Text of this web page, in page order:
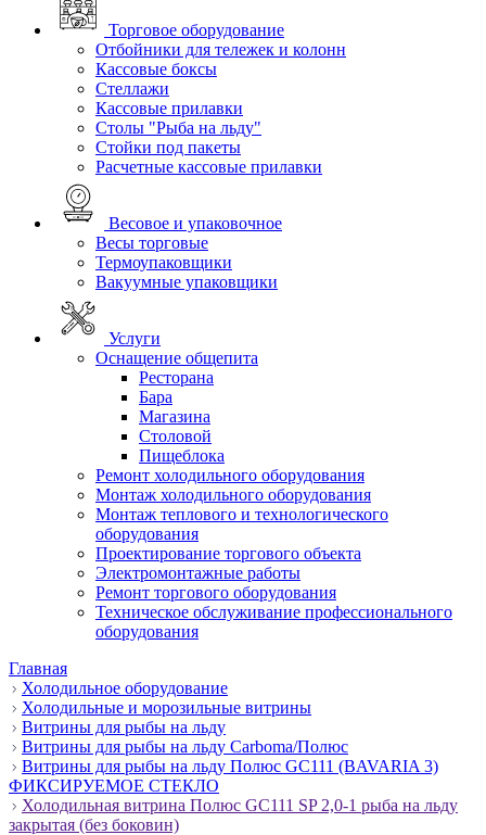
Торговое оборудование
Отбойники для тележек и колонн
Кассовые боксы
Стеллажи
Кассовые прилавки
Столы "Рыба на льду"
Стойки под пакеты
Расчетные кассовые прилавки
Весовое и упаковочное
Весы торговые
Термоупаковщики
Вакуумные упаковщики
Услуги
Оснащение общепита
Ресторана
Бара
Магазина
Столовой
Пищеблока
Ремонт холодильного оборудования
Монтаж холодильного оборудования
Монтаж теплового и технологического
оборудования
Проектирование торгового объекта
Электромонтажные работы
Ремонт торгового оборудования
Техническое обслуживание профессионального
оборудования
Главная
Холодильное оборудование
Холодильные и морозильные витрины
Витрины для рыбы на льду
Витрины для рыбы на льду Carboma/Полюс
Витрины для рыбы на льду Полюс GC111 (BAVARIA 3)
ФИКСИРУЕМОЕ СТЕКЛО
Холодильная витрина Полюс GC111 SP 2,0-1 рыба на льду
закрытая (без боковин)